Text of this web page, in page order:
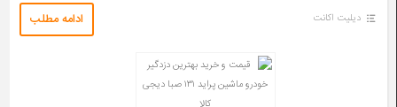
دیلیت اکانت ادامه مطلب